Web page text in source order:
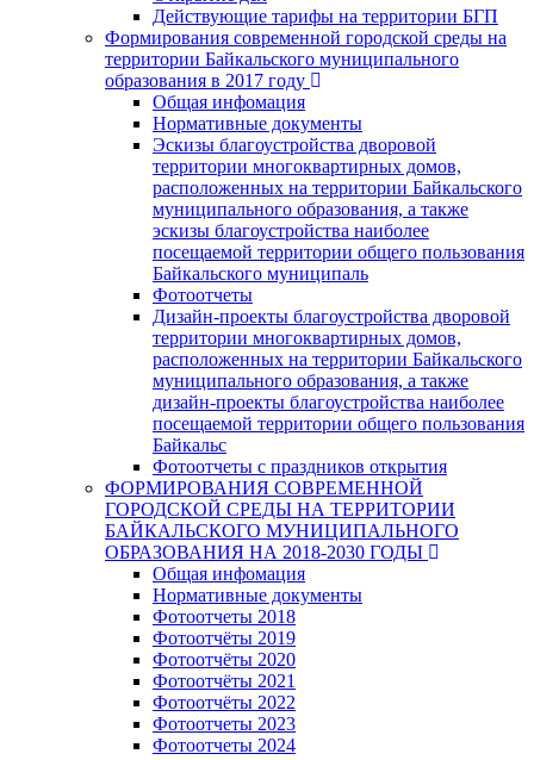
Действующие тарифы на территории БГП
Формирования современной городской среды на
территории Байкальского муниципального
образования в 2017 году
Общая инфомация
Нормативные документы
Эскизы благоустройства дворовой
территории многоквартирных домов,
расположенных на территории Байкальского
муниципального образования, а также
эскизы благоустройства наиболее
посещаемой территории общего пользования
Байкальского муниципаль
Фотоотчеты
Дизайн-проекты благоустройства дворовой
территории многоквартирных домов,
расположенных на территории Байкальского
муниципального образования, а также
дизайн-проекты благоустройства наиболее
посещаемой территории общего пользования
Байкальс
Фотоотчеты с праздников открытия
ФОРМИРОВАНИЯ СОВРЕМЕННОЙ
ГОРОДСКОЙ СРЕДЫ НА ТЕРРИТОРИИ
БАЙКАЛЬСКОГО МУНИЦИПАЛЬНОГО
ОБРАЗОВАНИЯ НА 2018-2030 ГОДЫ
Общая инфомация
Нормативные документы
Фотоотчеты 2018
Фотоотчёты 2019
Фотоотчёты 2020
Фотоотчёты 2021
Фотоотчёты 2022
Фотоотчеты 2023
Фотоотчеты 2024